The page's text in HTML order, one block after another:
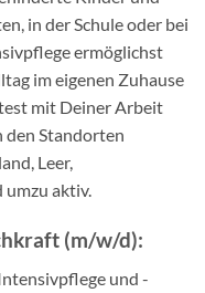
in der Schule oder bei
ermöglichst
im eigenen Zuhause
mit Deiner Arbeit
den Standorten
Leer,
umzu aktiv.
(m/w/d):
und -